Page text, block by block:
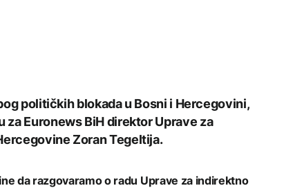
političkih blokada u Bosni i Hercegovini,
Euronews BiH direktor Uprave za
Zoran Tegeltija.
da razgovaramo o radu Uprave za indirektno